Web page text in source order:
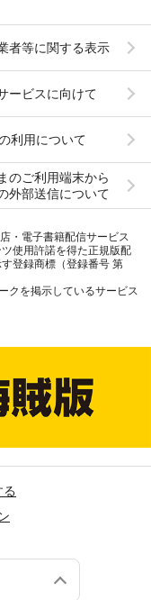
者等に関する表示
ービスに向けて
利用について
のご利用端末から
外部送信について
・電子書籍配信サービス
使用許諾を得た正規版配
登録商標（登録番号 第
クを掲示しているサービス